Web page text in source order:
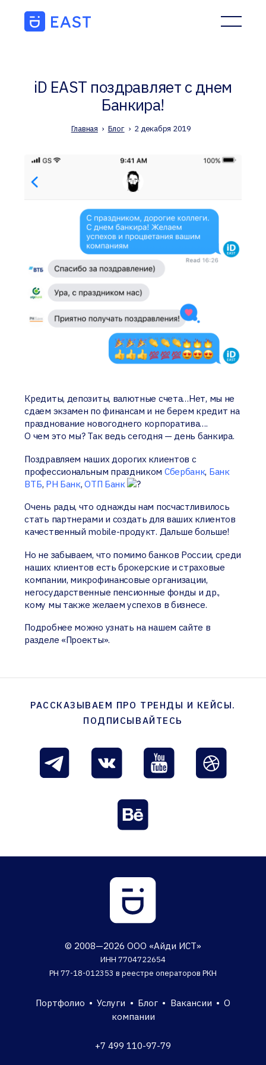
iD EAST поздравляет с днем
Банкира!
Главная › Блог › 2 декабря 2019
Кредиты, депозиты, валютные счета…Нет, мы не
сдаем экзамен по финансам и не берем кредит на
празднование новогоднего корпоратива….
О чем это мы? Так ведь сегодня — день банкира.
Поздравляем наших дорогих клиентов с
профессиональным праздником Сбербанк, Банк
ВТБ, РН Банк,ОТП Банк
Очень рады, что однажды нам посчастливилось
стать партнерами и создать для ваших клиентов
качественный mobile-продукт. Дальше больше!
Но не забываем, что помимо банков России, среди
наших клиентов есть брокерские и страховые
компании, микрофинансовые организации,
негосударственные пенсионные фонды и др.,
кому мы также желаем успехов в бизнесе.
Подробнее можно узнать на нашем сайте в
разделе «Проекты».
РАССКАЗЫВАЕМ ПРО ТРЕНДЫ И КЕЙСЫ.
ПОДПИСЫВАЙТЕСЬ
© 2008—2026 ООО «Айди ИСТ»
ИНН 7704722654
РН 77-18-012353 в реестре операторов РКН
Портфолио • Услуги • Блог • Вакансии • О
компании
+7 499 110-97-79